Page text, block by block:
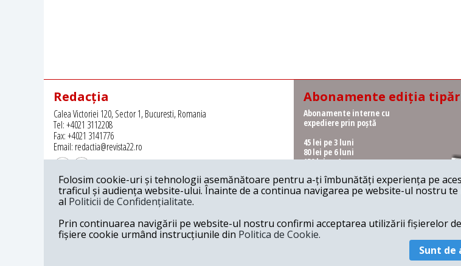
Redacția
Calea Victoriei 120, Sector 1, Bucuresti, Romania
Tel: +4021 3112208
Fax: +4021 3141776
Email: redactia@revista22.ro
Revista 22 este editata de
Abonamente ediția
Abonamente interne cu
expediere prin poștă
45 lei pe 3 luni
80 lei pe 6 luni
150 lei pe 1 an
Abonamente interne cu
ridicare de la redacție
62 lei pe 6 luni
115 lei pe 1 an
© 2026 Revista 22
Folosim cookie-uri și tehnologii asemănătoare pentru a-ți îmbunătăți experiența pe
traficul și audiența website-ului. Înainte de a continua navigarea pe website-ul nostru
al Politicii de Confidențialitate.
Prin continuarea navigării pe website-ul nostru confirmi acceptarea utilizării fișierelor
fișiere cookie urmând instrucțiunile din Politica de Cookie.
Sunt de